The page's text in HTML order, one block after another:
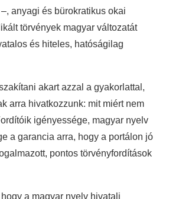
anyagi és bürokratikus okai
törvények magyar változatát
és hiteles, hatóságilag
akart azzal a gyakorlattal,
arra hivatkozzunk: mit miért nem
igényessége, magyar nyelv
a garancia arra, hogy a portálon jó
pontos törvényfordítások
a magyar nyelv hivatali